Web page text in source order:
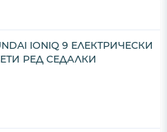
IONIQ 9 ЕЛЕКТРИЧЕСКИ
РЕД СЕДАЛКИ